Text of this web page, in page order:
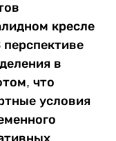
кресле
в
что
условия